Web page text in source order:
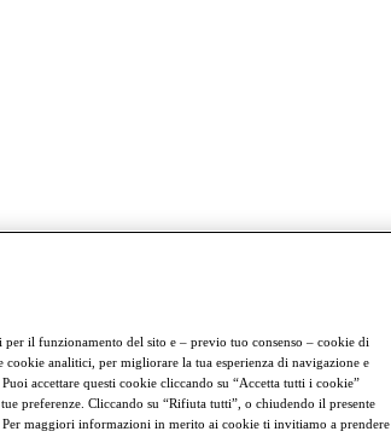
per il funzionamento del sito e – previo tuo consenso – cookie di
analitici, per migliorare la tua esperienza di navigazione e
accettare questi cookie cliccando su “Accetta tutti i cookie”
preferenze. Cliccando su “Rifiuta tutti”, o chiudendo il presente
maggiori informazioni in merito ai cookie ti invitiamo a prendere